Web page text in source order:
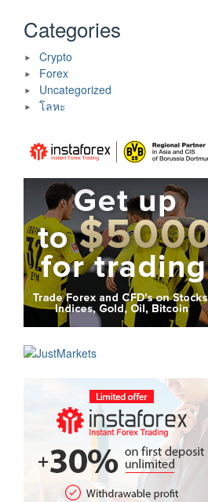
Categories
Crypto
Forex
Uncategorized
โลหะ